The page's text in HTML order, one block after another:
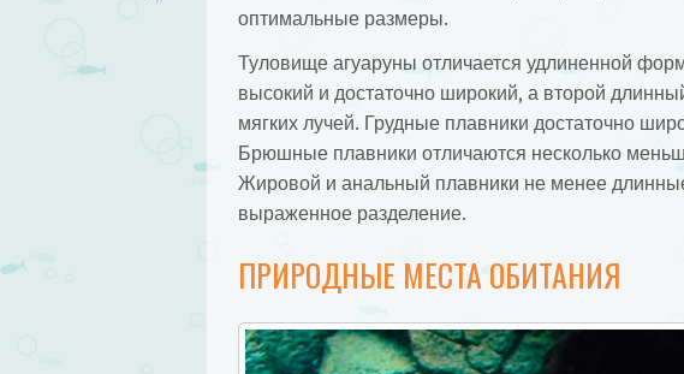
оптимальные размеры.
Туловище агуаруны отличается удлиненной
высокий и достаточно широкий, а второй
мягких лучей. Грудные плавники достаточно
Брюшные плавники отличаются несколько
Жировой и анальный плавники не менее
выраженное разделение.
ПРИРОДНЫЕ МЕСТА ОБИТАНИЯ